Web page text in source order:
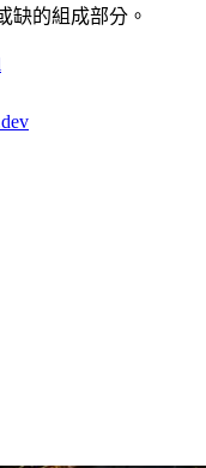
缺的組成部分。